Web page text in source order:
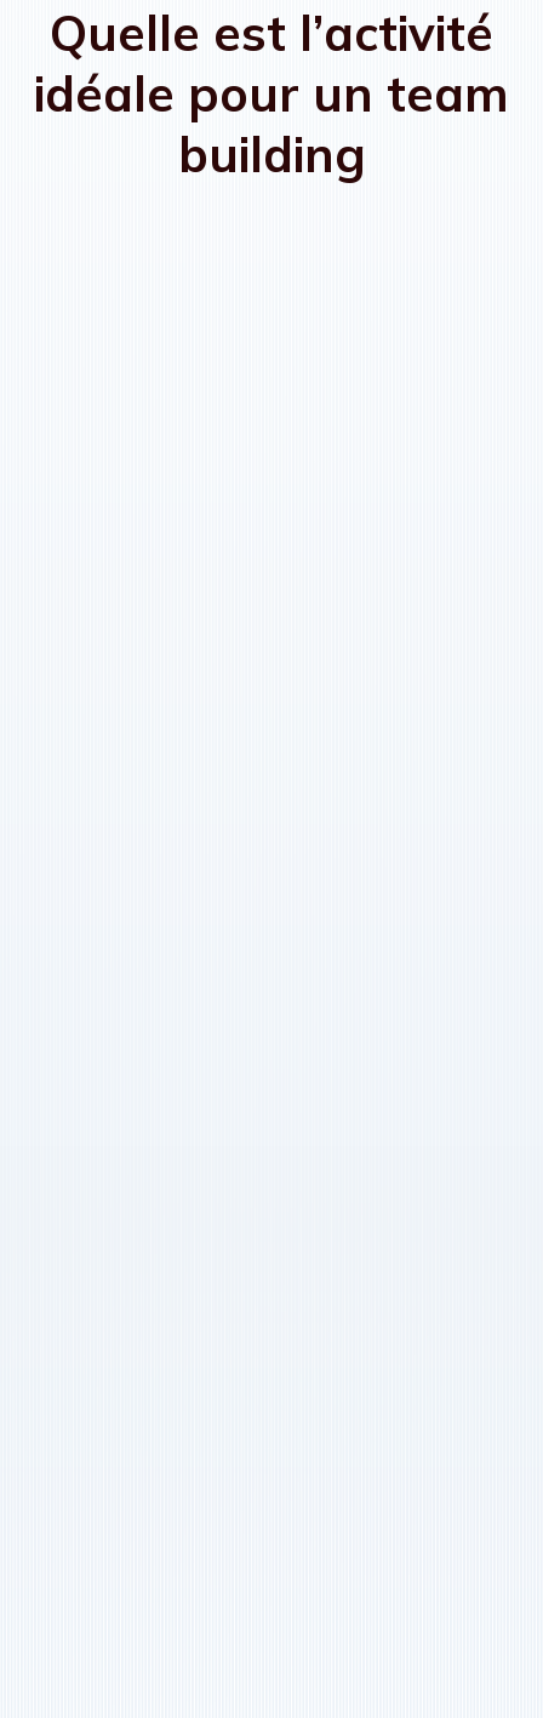
Quelle est l’activité
idéale pour un team
building